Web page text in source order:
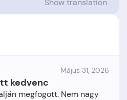
Május 31, 2026
kedvenc
megfogott. Nem nagy